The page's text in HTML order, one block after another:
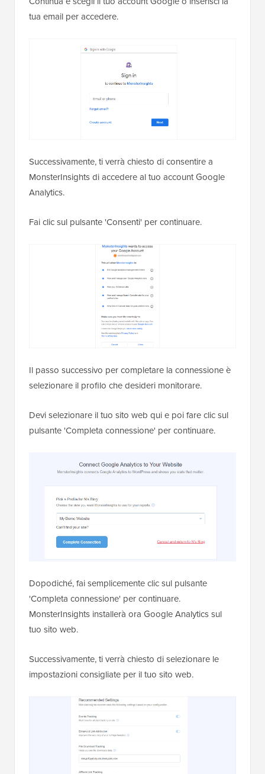
tua email per accedere.
Successivamente, ti verrà chiesto di consentire a
MonsterInsights di accedere al tuo account Google
Analytics.
Fai clic sul pulsante 'Consenti' per continuare.
Il passo successivo per completare la connessione è
selezionare il profilo che desideri monitorare.
Devi selezionare il tuo sito web qui e poi fare clic sul
pulsante 'Completa connessione' per continuare.
Dopodiché, fai semplicemente clic sul pulsante
'Completa connessione' per continuare.
MonsterInsights installerà ora Google Analytics sul
tuo sito web.
Successivamente, ti verrà chiesto di selezionare le
impostazioni consigliate per il tuo sito web.